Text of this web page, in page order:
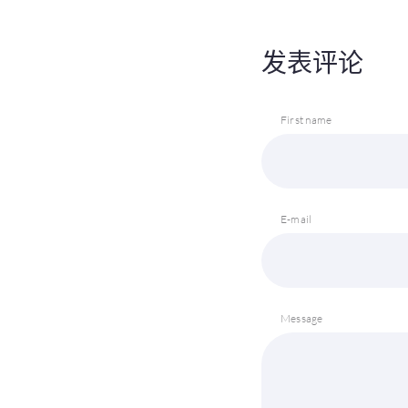
发表评论
First name
E-mail
Message